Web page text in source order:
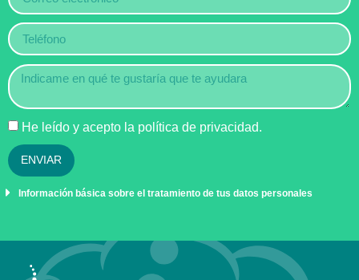
He leído y acepto la política de privacidad.
ENVIAR
Información básica sobre el tratamiento de tus datos personales